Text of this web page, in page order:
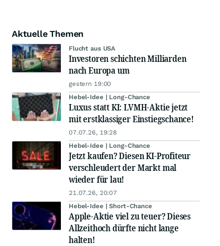
Aktuelle Themen
Flucht aus USA
Investoren schichten Milliarden
nach Europa um
gestern 19:00
Hebel-Idee | Long-Chance
Luxus statt KI: LVMH-Aktie jetzt
mit erstklassiger Einstiegschance!
07.07.26, 19:28
Hebel-Idee | Long-Chance
Jetzt kaufen? Diesen KI-Profiteur
verschleudert der Markt mal
wieder für lau!
21.07.26, 20:07
Hebel-Idee | Short-Chance
Apple-Aktie viel zu teuer? Dieses
Allzeithoch dürfte nicht lange
halten!